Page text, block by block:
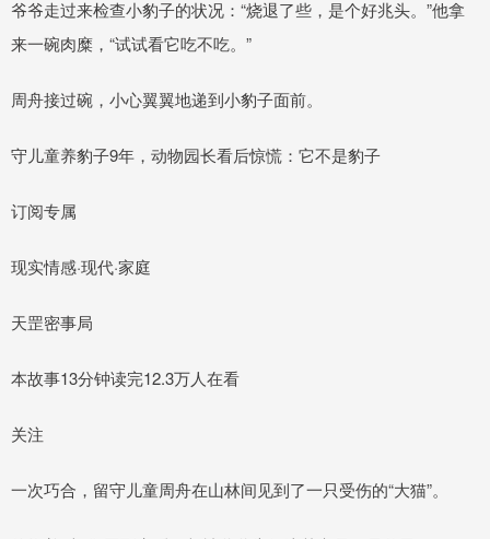
爷爷走过来检查小豹子的状况：“烧退了些，是个好兆头。”他拿
来一碗肉糜，“试试看它吃不吃。”
周舟接过碗，小心翼翼地递到小豹子面前。
守儿童养豹子9年，动物园长看后惊慌：它不是豹子
订阅专属
现实情感·现代·家庭
天罡密事局
本故事13分钟读完12.3万人在看
关注
一次巧合，留守儿童周舟在山林间见到了一只受伤的“大猫”。